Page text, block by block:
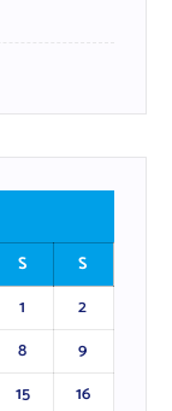
S
S
1
2
8
9
15
16